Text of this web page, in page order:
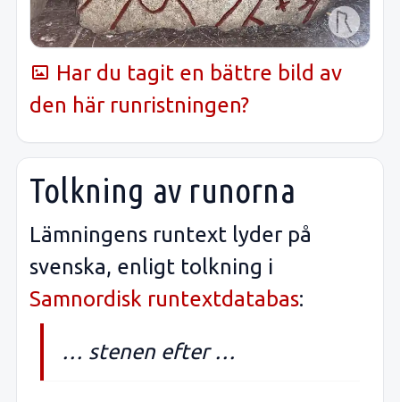
Har du tagit en bättre bild av
den här runristningen?
Tolkning av runorna
Lämningens runtext lyder på
svenska, enligt tolkning i
Samnordisk runtextdatabas:
… stenen efter …